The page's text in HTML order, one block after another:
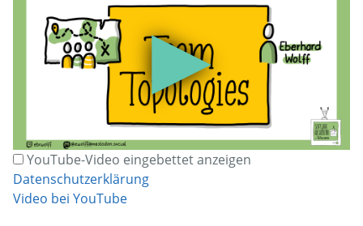
▶
YouTube-Video eingebettet anzeigen
Datenschutzerklärung
Video bei YouTube